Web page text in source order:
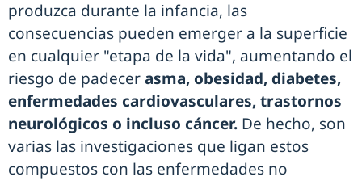
produzca durante la infancia, las
consecuencias pueden emerger a la superficie
en cualquier "etapa de la vida", aumentando el
riesgo de padecerasma, obesidad, diabetes,
enfermedades cardiovasculares, trastornos
neurológicos o incluso cáncer. De hecho, son
varias las investigaciones que ligan estos
compuestos con las enfermedades no